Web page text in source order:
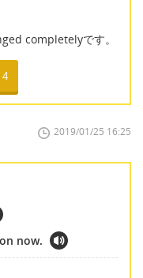
completelyです。
4
2019/01/25 16:25
now.